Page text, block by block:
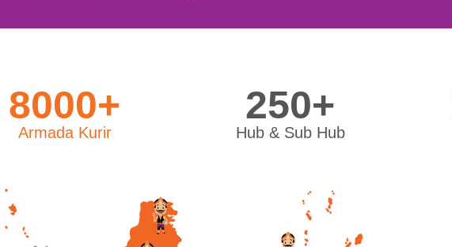
8000+
Armada Kurir
250+
Hub & Sub Hub